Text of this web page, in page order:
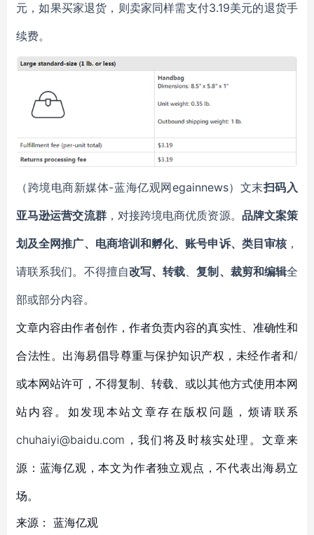
元，如果买家退货，则卖家同样需支付3.19美元的退货手
续费。
（跨境电商新媒体-蓝海亿观网egainnews）文末扫码入
亚马逊运营交流群，对接跨境电商优质资源。 品牌文案策
划及全网推广、电商培训和孵化、账号申诉、类目审核，
请联系我们。不得擅自改写、转载 、复制、裁剪和编辑全
部或部分内容。
文章内容由作者创作，作者负责内容的真实性、准确性和
合法性。出海易倡导尊重与保护知识产权，未经作者和/
或本网站许可，不得复制、转载、或以其他方式使用本网
站内容。如发现本站文章存在版权问题，烦请联系
chuhaiyi@baidu.com，我们将及时核实处理。文章来
源：蓝海亿观，本文为作者独立观点，不代表出海易立
场。
来源： 蓝海亿观